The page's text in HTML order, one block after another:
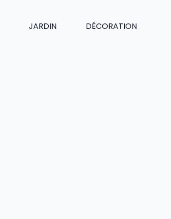
JARDIN DÉCORATION